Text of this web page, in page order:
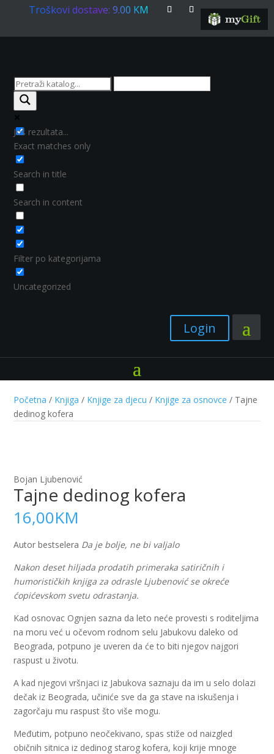
Troškovi dostave: 9.00 KM
Još rezultata...
Exact matches only
Search in title
Search in content
Filter po kategorijama
Uncategorized
Login
Početna / Knjiga / Knjige za djecu / Knjige za osnovce / Tajne
dedinog kofera
Bojan Ljubenović
Tajne dedinog kofera
16,00KM
Autor bestselera Da je bolje, ne bi valjalo
Nakon deset hiljada prodatih primeraka satiričnih i
humorističkih knjiga za odrasle Ljubenović se okreće
ćopićevskom svetu odrastanja.
Kad osnovac Ognjen sazna da leto neće provesti s roditeljima
na moru već u očevom rodnom selu Jabukovu daleko od
Beograda, potpuno je uveren da će to biti njegov najgori
raspust u životu.
A kad njegovi vršnjaci iz Jabukova saznaju da im u selo dolazi
dečak iz Beograda, učiniće sve da ga stave na iskušenja i
zagorčaju mu raspust što više mogu.
Međutim, potpuno neočekivano, spas stiže od naizgled
običnih sitnica iz dedinog starog kofera, koji krije mnoge